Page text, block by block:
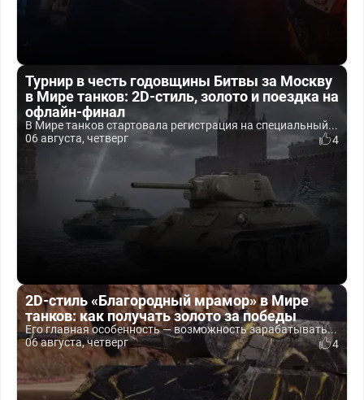
Турнир в честь годовщины Битвы за Москву
в Мире танков: 2D-стиль, золото и поездка на
офлайн-финал
В Мире танков стартовала регистрация на специальный...
06 августа, четверг
4
2D-стиль «Благородный мрамор» в Мире
танков: как получать золото за победы
Его главная особенность — возможность зарабатывать...
06 августа, четверг
4